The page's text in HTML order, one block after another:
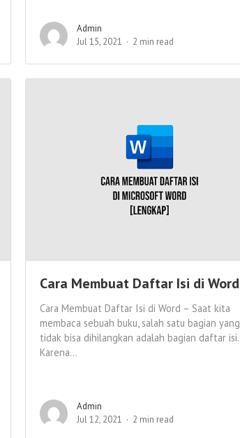
Admin
Jul 15, 2021
2 min read
Cara Membuat Daftar Isi di Word
Cara Membuat Daftar Isi di Word – Saat kita
membaca sebuah buku, salah satu bagian yang
tidak bisa dihilangkan adalah bagian daftar isi.
Karena...
Admin
Jul 12, 2021
2 min read